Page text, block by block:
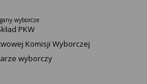
wyborcze
PKW
Komisji Wyborczej
wyborczy